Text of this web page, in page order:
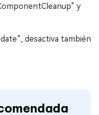
y
desactiva también